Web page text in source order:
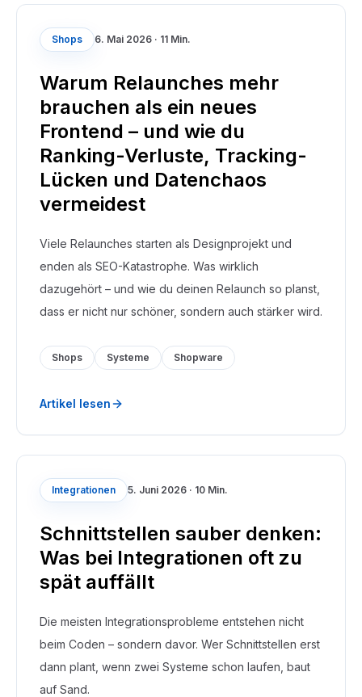
Shops 6. Mai 2026 · 11 Min.
Warum Relaunches mehr
brauchen als ein neues
Frontend – und wie du
Ranking-Verluste, Tracking-
Lücken und Datenchaos
vermeidest
Viele Relaunches starten als Designprojekt und
enden als SEO-Katastrophe. Was wirklich
dazugehört – und wie du deinen Relaunch so planst,
dass er nicht nur schöner, sondern auch stärker wird.
Shops Systeme Shopware
Artikel lesen
Integrationen 5. Juni 2026 · 10 Min.
Schnittstellen sauber denken:
Was bei Integrationen oft zu
spät auffällt
Die meisten Integrationsprobleme entstehen nicht
beim Coden – sondern davor. Wer Schnittstellen erst
dann plant, wenn zwei Systeme schon laufen, baut
auf Sand.